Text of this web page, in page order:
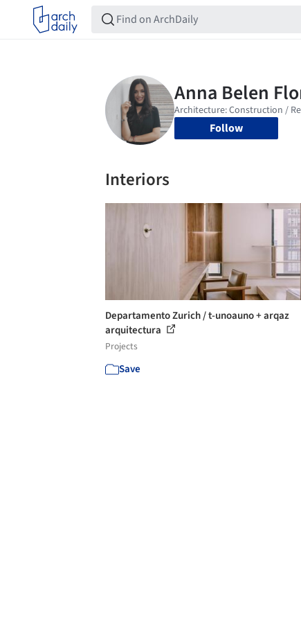
Follow
Interiors
Departamento Zurich / t-unoauno + arqaz
arquitectura
Projects
Save